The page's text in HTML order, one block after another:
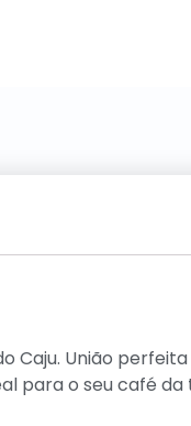
Caju. União
para o seu café